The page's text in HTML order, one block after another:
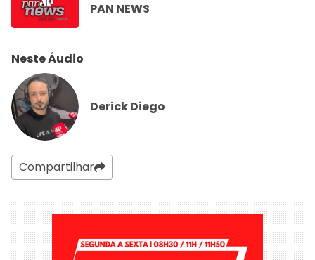
PAN NEWS
Neste Áudio
Derick Diego
Compartilhar